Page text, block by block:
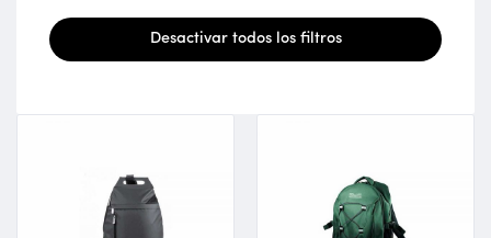
Desactivar todos los filtros